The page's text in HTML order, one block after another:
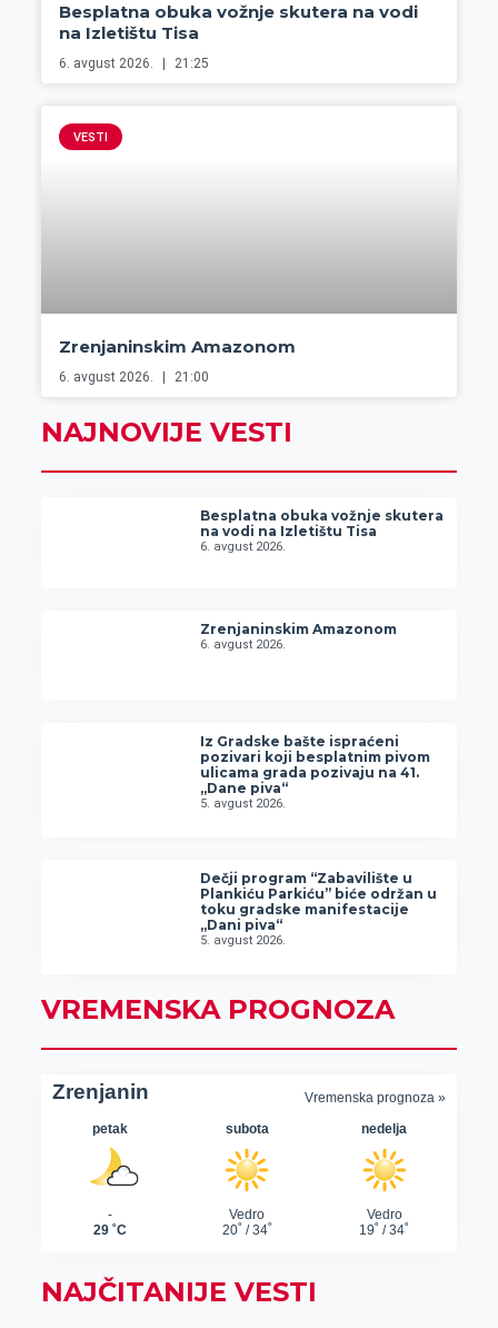
Besplatna obuka vožnje skutera na vodi
na Izletištu Tisa
6. avgust 2026. 21:25
VESTI
Zrenjaninskim Amazonom
6. avgust 2026. 21:00
NAJNOVIJE VESTI
Besplatna obuka vožnje skutera
na vodi na Izletištu Tisa
6. avgust 2026.
Zrenjaninskim Amazonom
6. avgust 2026.
Iz Gradske bašte ispraćeni
pozivari koji besplatnim pivom
ulicama grada pozivaju na 41.
„Dane piva“
5. avgust 2026.
Dečji program “Zabavilište u
Plankiću Parkiću” biće održan u
toku gradske manifestacije
„Dani piva“
5. avgust 2026.
VREMENSKA PROGNOZA
NAJČITANIJE VESTI